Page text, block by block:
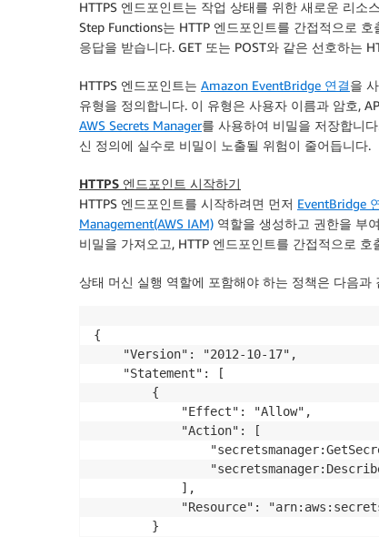
HTTPS 엔드포인트는 작업 상태를 위한 새로운 리소
Step Functions는 HTTP 엔드포인트를 간접적으로
응답을 받습니다. GET 또는 POST와 같은 선호하는
HTTPS 엔드포인트는 Amazon EventBridge 연결을
유형을 정의합니다. 이 유형은 사용자 이름과 암호,
AWS Secrets Manager를 사용하여 비밀을 저장합니
신 정의에 실수로 비밀이 노출될 위험이 줄어듭니다.
HTTPS 엔드포인트 시작하기
HTTPS 엔드포인트를 시작하려면 먼저 EventBridge
Management(AWS IAM) 역할을 생성하고 권한을 부
비밀을 가져오고, HTTP 엔드포인트를 간접적으로
상태 머신 실행 역할에 포함해야 하는 정책은 다음과
{
    "Version": "2012-10-17",
    "Statement": [
        {
            "Effect": "Allow",
            "Action": [
            ],
"Resource":
        }